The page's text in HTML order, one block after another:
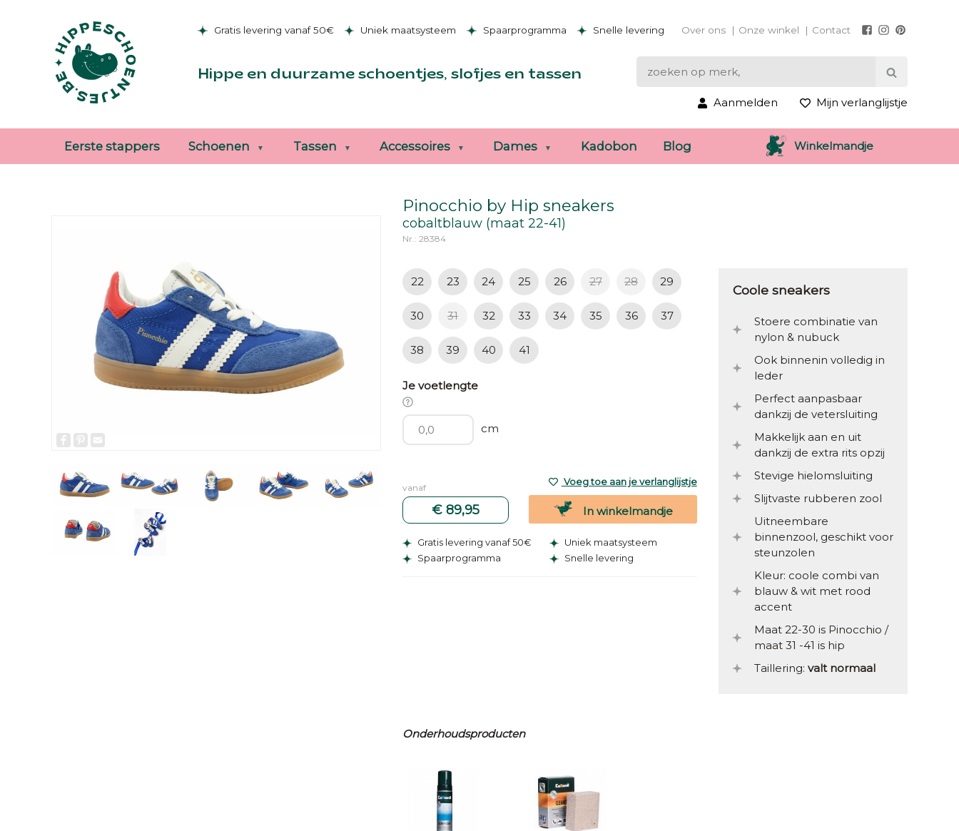
Gratis levering vanaf 50€ Uniek maatsysteem Spaarprogramma Snelle levering Over ons Onze winkel Contact
Hippe en duurzame schoentjes, slofjes en tassen
Aanmelden Mijn verlanglijstje
Eerste stappers Schoenen Tassen Accessoires Dames Kadobon Blog Winkelmandje
Pinocchio by Hip sneakers
Facebook
Pinterest
cobaltblauw (maat 22-41)
Nr.: 28384
22 23 24 25 26 27 28 29
30 31 32 33 34 35 36 37
38 39 40 41
Je voetlengte
cm
vanaf
€ 89,95
Voeg toe aan je verlanglijstje
In winkelmandje
Gratis levering vanaf 50€
Uniek maatsysteem
Spaarprogramma
Snelle levering
Coole sneakers
Stoere combinatie van
nylon & nubuck
Ook binnenin volledig in
leder
Perfect aanpasbaar
dankzij de vetersluiting
Makkelijk aan en uit
dankzij de extra rits opzij
Stevige hielomsluiting
Slijtvaste rubberen zool
Uitneembare
binnenzool, geschikt voor
steunzolen
Kleur: coole combi van
blauw & wit met rood
accent
Maat 22-30 is Pinocchio /
maat 31 -41 is hip
Taillering: valt normaal
Onderhoudsproducten